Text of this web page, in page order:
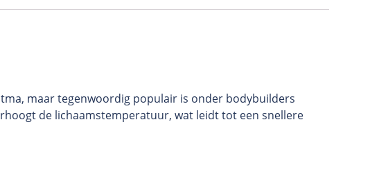
maar tegenwoordig populair is onder bodybuilders
de lichaamstemperatuur, wat leidt tot een snellere